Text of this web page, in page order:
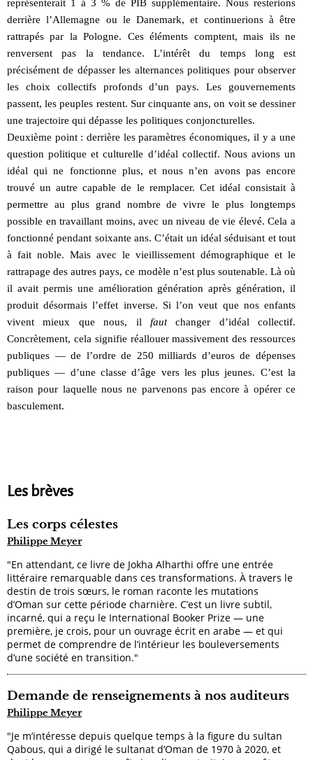
représenterait 1 à 3 % de PIB supplémentaire. Nous resterions
derrière l’Allemagne ou le Danemark, et continuerions à être
rattrapés par la Pologne. Ces éléments comptent, mais ils ne
renversent pas la tendance. L’intérêt du temps long est
précisément de dépasser les alternances politiques pour observer
les choix collectifs profonds d’un pays. Les gouvernements
passent, les peuples restent. Sur cinquante ans, on voit se dessiner
une trajectoire qui dépasse les politiques conjoncturelles.
Deuxième point : derrière les paramètres économiques, il y a une
question politique et culturelle d’idéal collectif. Nous avions un
idéal qui ne fonctionne plus, et nous n’en avons pas encore
trouvé un autre capable de le remplacer. Cet idéal consistait à
permettre au plus grand nombre de vivre le plus longtemps
possible en travaillant moins, avec un niveau de vie élevé. Cela a
fonctionné pendant soixante ans. C’était un idéal séduisant et tout
à fait noble. Mais avec le vieillissement démographique et le
rattrapage des autres pays, ce modèle n’est plus soutenable. Là où
il avait permis une amélioration génération après génération, il
produit désormais l’effet inverse. Si l’on veut que nos enfants
vivent mieux que nous, il fautchanger d’idéal collectif.
Concrètement, cela signifie réallouer massivement des ressources
publiques — de l’ordre de 250 milliards d’euros de dépenses
publiques — d’une classe d’âge vers les plus jeunes. C’est la
raison pour laquelle nous ne parvenons pas encore à opérer ce
basculement.
Les brèves
Les corps célestes
Philippe Meyer
"En attendant, ce livre de Jokha Alharthi offre une entrée
littéraire remarquable dans ces transformations. À travers le
destin de trois sœurs, le roman raconte les mutations
d’Oman sur cette période charnière. C’est un livre subtil,
incarné, qui a reçu le International Booker Prize — une
première, je crois, pour un ouvrage écrit en arabe — et qui
permet de comprendre de l’intérieur les bouleversements
d’une société en transition."
Demande de renseignements à nos auditeurs
Philippe Meyer
"Je m’intéresse depuis quelque temps à la figure du sultan
Qabous, qui a dirigé le sultanat d’Oman de 1970 à 2020, et